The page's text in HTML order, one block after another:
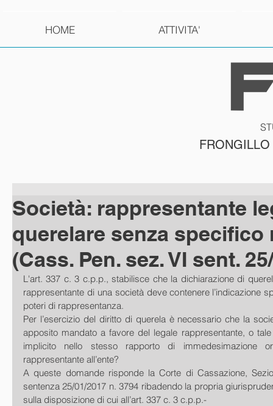
HOME ATTIVITA'
Società: rappresentante
querelare senza specifico
(Cass. Pen. sez. VI sent.
L'art. 337 c. 3 c.p.p., stabilisce che la dichiarazione di
rappresentante di una società deve contenere l’indicazione
poteri di rappresentanza.
Per l’esercizio del diritto di querela è necessario che la
apposito mandato a favore del legale rappresentante, o
implicito nello stesso rapporto di immedesimazione
rappresentante all’ente?
A queste domande risponde la Corte di Cassazione,
sentenza 25/01/2017 n. 3794 ribadendo la propria
sulla disposizione di cui all’art. 337 c. 3 c.p.p.-